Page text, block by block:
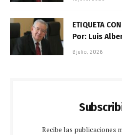
ETIQUETA
Por: Luis
6 julio, 2026
Recibe las publicaciones